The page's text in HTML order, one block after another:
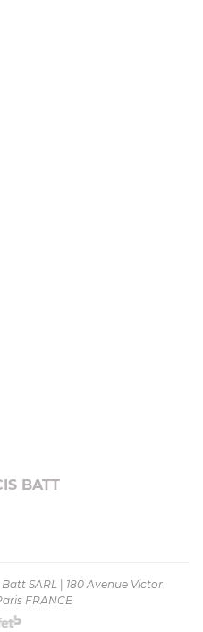
BATT
SARL
180 Avenue Victor
FRANCE